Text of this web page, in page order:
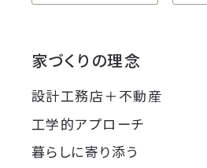
家づくりの理念
設計工務店＋不動産
工学的アプローチ
暮らしに寄り添う